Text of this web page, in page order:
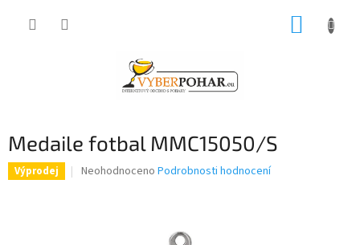
Medaile fotbal MMC15050/S
Výprodej
Průměrné
Neohodnoceno Podrobnosti hodnocení